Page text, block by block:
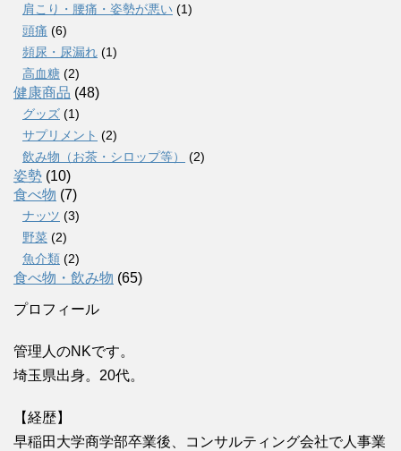
肩こり・腰痛・姿勢が悪い (1)
頭痛 (6)
頻尿・尿漏れ (1)
高血糖 (2)
健康商品 (48)
グッズ (1)
サプリメント (2)
飲み物（お茶・シロップ等）
(2)
姿勢 (10)
食べ物 (7)
ナッツ (3)
野菜 (2)
魚介類 (2)
食べ物・飲み物 (65)
プロフィール
管理人のNKです。
埼玉県出身。20代。
【経歴】
早稲田大学商学部卒業後、コンサルティング会社で人事業